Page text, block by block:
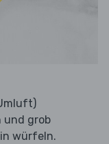
und grob
würfeln.